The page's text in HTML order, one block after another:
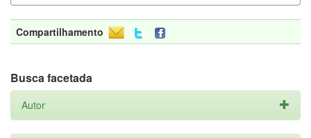
Compartilhamento
Busca facetada
Autor